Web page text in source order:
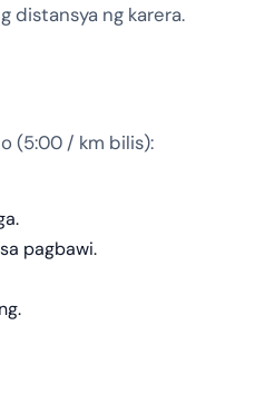
distansya ng karera.
(5:00 / km bilis):
pagbawi.